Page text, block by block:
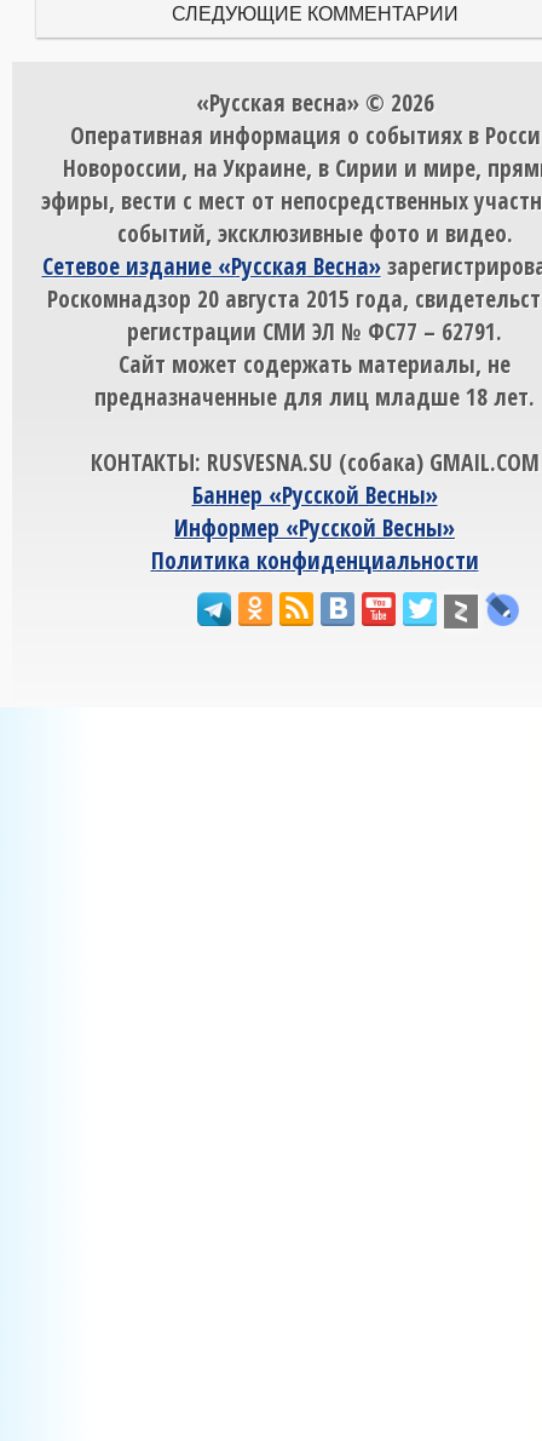
СЛЕДУЮЩИЕ КОММЕНТАРИИ
«Русская весна» © 2026
Оперативная информация о событиях в
Новороссии, на Украине, в Сирии и мире,
эфиры, вести с мест от непосредственных
событий, эксклюзивные фото и видео.
Сетевое издание «Русская Весна»
Роскомнадзор 20 августа 2015 года,
регистрации СМИ ЭЛ № ФС77 – 62791.
Сайт может содержать материалы, не
предназначенные для лиц младше 18 лет.
КОНТАКТЫ: RUSVESNA.SU (собака) GMAIL.COM
Баннер «Русской Весны»
Информер «Русской Весны»
Политика конфиденциальности